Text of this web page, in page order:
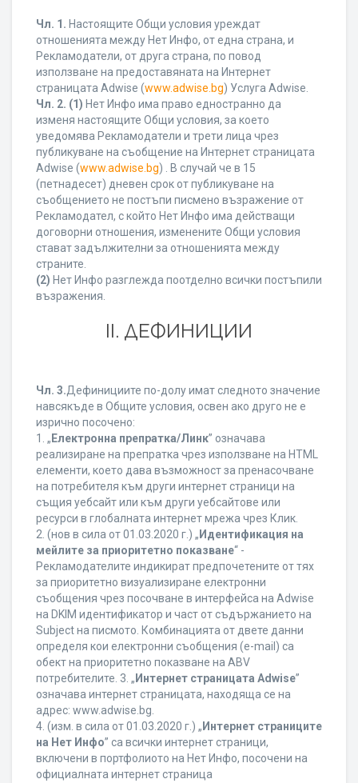
Чл. 1. Настоящите Общи условия уреждат
отношенията между Нет Инфо, от една страна, и
Рекламодатели, от друга страна, по повод
използване на предоставяната на Интернет
страницата Adwise (www.adwise.bg) Услуга Adwise.
Чл. 2. (1) Нет Инфо има право едностранно да
изменя настоящите Общи условия, за което
уведомява Рекламодатели и трети лица чрез
публикуване на съобщение на Интернет страницата
Adwise (www.adwise.bg) . В случай че в 15
(петнадесет) дневен срок от публикуване на
съобщението не постъпи писмено възражение от
Рекламодател, с който Нет Инфо има действащи
договорни отношения, изменените Общи условия
стават задължителни за отношенията между
страните.
(2) Нет Инфо разглежда поотделно всички постъпили
възражения.
ІІ. ДЕФИНИЦИИ
Чл. 3.Дефинициите по-долу имат следното значение
навсякъде в Общите условия, освен ако друго не е
изрично посочено:
1. „ Електронна препратка/Линк” означава
реализиране на препратка чрез използване на HTML
елементи, което дава възможност за пренасочване
на потребителя към други интернет страници на
същия уебсайт или към други уебсайтове или
ресурси в глобалната интернет мрежа чрез Клик.
2. (нов в сила от 01.03.2020 г.) „ Идентификация на
мейлите за приоритетно показване“ -
Рекламодателите индикират предпочетените от тях
за приоритетно визуализиране електронни
съобщения чрез посочване в интерфейса на Adwise
на DKIM идентификатор и част от съдържанието на
Subject на писмото. Комбинацията от двете данни
определя кои електронни съобщения (e-mail) са
обект на приоритетно показване на ABV
потребителите. 3. „ Интернет страницата Adwise”
означава интернет страницата, находяща се на
адрес: www.adwise.bg.
4. (изм. в сила от 01.03.2020 г.) „ Интернет страниците
на Нет Инфо” са всички интернет страници,
включени в портфолиото на Нет Инфо, посочени на
официалната интернет страница